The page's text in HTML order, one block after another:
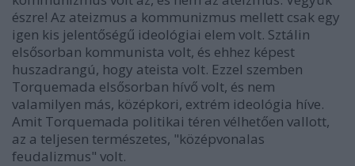
észre! Az ateizmus a kommunizmus mellett csak egy
igen kis jelentőségű ideológiai elem volt. Sztálin
elsősorban kommunista volt, és ehhez képest
huszadrangú, hogy ateista volt. Ezzel szemben
Torquemada elsősorban hívő volt, és nem
valamilyen más, középkori, extrém ideológia híve.
Amit Torquemada politikai téren vélhetően vallott,
az a teljesen természetes, "középvonalas
feudalizmus" volt.